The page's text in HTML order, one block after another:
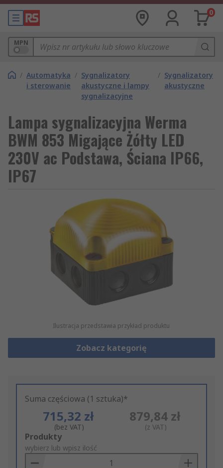
0
MPN
/ Automatyka
i sterowanie
/ Sygnalizatory
akustyczne i lampy
sygnalizacyjne
/ Sygnalizatory
akustyczne
Lampa sygnalizacyjna Werma
BWM 853 Migające Żółty LED
230V ac Podstawa, Ściana IP66,
IP67
Ilustracja przedstawia przykład produktu
Zobacz kategorię
Suma częściowa (1 sztuka)*
715,32 zł
(bez VAT)
879,84 zł
(z VAT)
Add
to
Basket
Produkty
wybierz lub wpisz ilość